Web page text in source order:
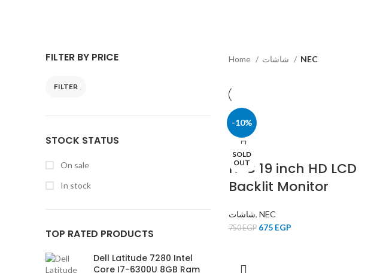
FILTER BY PRICE
FILTER
STOCK STATUS
On sale
In stock
TOP RATED PRODUCTS
Dell Latitude 7280 Intel
Core I7-6300U 8GB Ram
Home NEC
-10%
SOLD
OUT
NEC 19 inch HD LCD
Backlit Monitor
شاشات, NEC
750EGP 675 EGP